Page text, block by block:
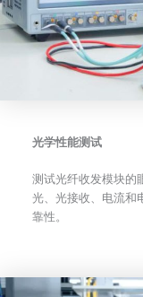
光学性能测试
测试光纤收发模块的
光、光接收、电流和
靠性。